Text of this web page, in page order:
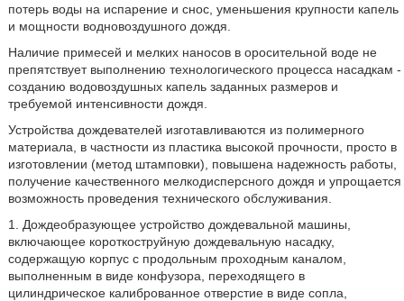
потерь воды на испарение и снос, уменьшения крупности капель
и мощности водновоздушного дождя.
Наличие примесей и мелких наносов в оросительной воде не
препятствует выполнению технологического процесса насадкам -
созданию водовоздушных капель заданных размеров и
требуемой интенсивности дождя.
Устройства дождевателей изготавливаются из полимерного
материала, в частности из пластика высокой прочности, просто в
изготовлении (метод штамповки), повышена надежность работы,
получение качественного мелкодисперсного дождя и упрощается
возможность проведения технического обслуживания.
1. Дождеобразующее устройство дождевальной машины,
включающее короткоструйную дождевальную насадку,
содержащую корпус с продольным проходным каналом,
выполненным в виде конфузора, переходящего в
цилиндрическое калиброванное отверстие в виде сопла,